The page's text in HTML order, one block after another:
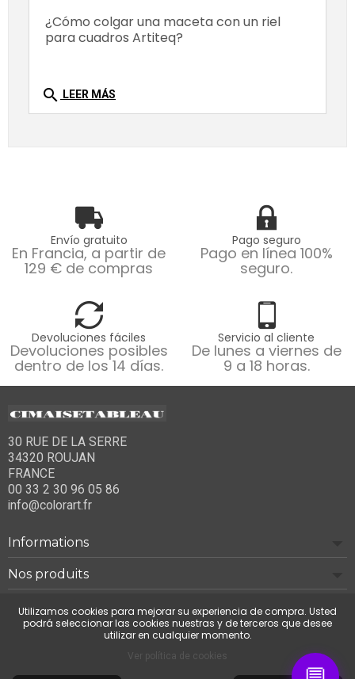
¿Cómo colgar una maceta con un riel
para cuadros Artiteq?
search LEER MÁS
Envío gratuito
En Francia, a partir de
129 € de compras
Pago seguro
Pago en línea 100%
seguro.
Devoluciones fáciles
Devoluciones posibles
dentro de los 14 días.
Servicio al cliente
De lunes a viernes de
9 a 18 horas.
30 RUE DE LA SERRE
34320 ROUJAN
FRANCE
00 33 2 30 96 05 86
info@colorart.fr
Informations
Nos produits
Notre société
Utilizamos cookies para mejorar su experiencia de compra. Usted
podrá seleccionar las cookies nuestras y de terceros que desee
utilizar en cualquier momento.
Ver política de cookies